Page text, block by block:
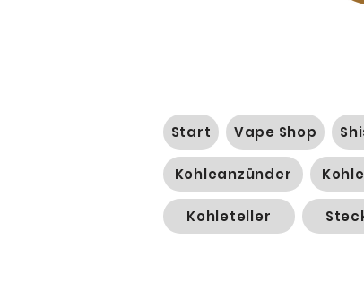
Start Vape Shop
Kohleanzünder
Kohleteller